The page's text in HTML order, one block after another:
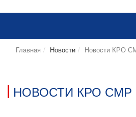
Главная Новости Новости КРО
НОВОСТИ КРО СМР